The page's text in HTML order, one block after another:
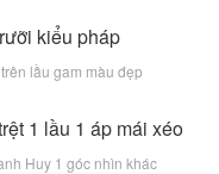
lầu gam màu đẹp
Huy 1 góc nhìn khác